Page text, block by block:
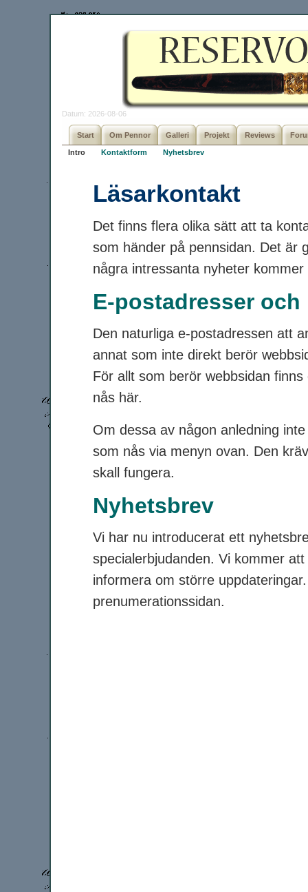
Datum: 2026-08-06
Start Om Pennor Galleri Projekt Reviews
Intro Kontaktform Nyhetsbrev
Läsarkontakt
Det finns flera olika sätt att ta
som händer på pennsidan. Det är
några intressanta nyheter
E-postadresser
Den naturliga e-postadressen att
annat som inte direkt berör
För allt som berör webbsidan
nås här.
Om dessa av någon anledning
som nås via menyn ovan. Den
skall fungera.
Nyhetsbrev
Vi har nu introducerat ett
specialerbjudanden. Vi kommer
informera om större
prenumerationssidan.